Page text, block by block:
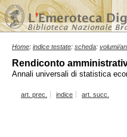
Home: indice testate: scheda: volumi/
Rendiconto
Annali universali di statistica
art. prec. indice art. succ.